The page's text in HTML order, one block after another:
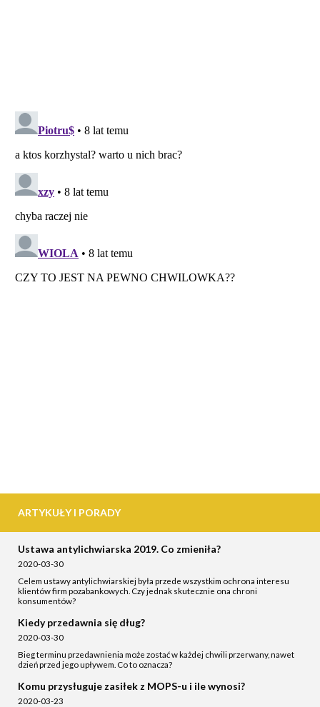
ARTYKUŁY I PORADY
Ustawa antylichwiarska 2019. Co zmieniła?
2020-03-30
Celem ustawy antylichwiarskiej była przede wszystkim ochrona interesu
klientów firm pozabankowych. Czy jednak skutecznie ona chroni
konsumentów?
Kiedy przedawnia się dług?
2020-03-30
Bieg terminu przedawnienia może zostać w każdej chwili przerwany, nawet
dzień przed jego upływem. Co to oznacza?
Komu przysługuje zasiłek z MOPS-u i ile wynosi?
2020-03-23